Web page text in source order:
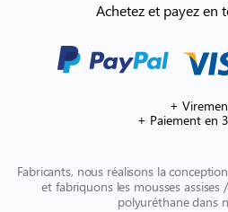
Achetez et payez en
+
+ Paiement en
Fabricants, nous réalisons la
et fabriquons les mousses
polyuréthane dans